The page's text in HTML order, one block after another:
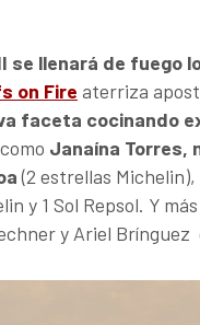
se llenará de fuego
on Fire aterriza
faceta cocinando
Janaína Torres,
(2 estrellas Michelin),
y 1 Sol Repsol. Y
y Ariel